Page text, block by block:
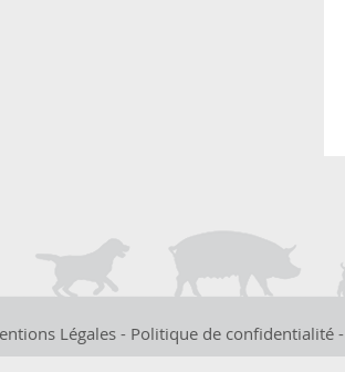
Légales- Politique de confidentialité-